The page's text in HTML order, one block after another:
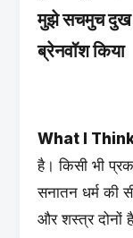
मुझे सचमुच दुख
ब्रेनवॉश किया
What I
है। किसी भी
सनातन धर्म की
और शस्त्र दोनों